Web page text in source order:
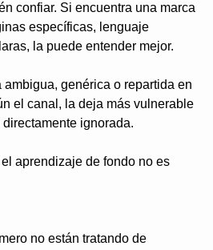
confiar. Si encuentra una marca
específicas, lenguaje
la puede entender mejor.
genérica o repartida en
el canal, la deja más vulnerable
ignorada.
aprendizaje de fondo no es
no están tratando de